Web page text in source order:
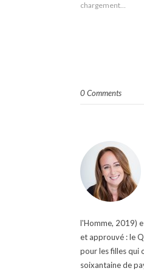
chargement…
0 Comments
l'Homme, 2019)
et approuvé : le
pour les filles qui
soixantaine de